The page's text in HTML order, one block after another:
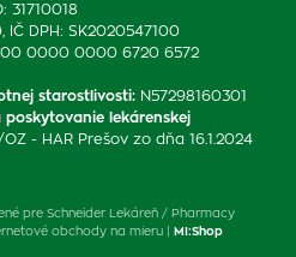
31710018
IČ DPH: SK2020547100
0000 0000 6720 6572
starostlivosti: N57298160301
poskytovanie lekárenskej
- HAR Prešov zo dňa 16.1.2024
pre Schneider Lekáreň / Pharmacy
obchody na mieru | MI:Shop